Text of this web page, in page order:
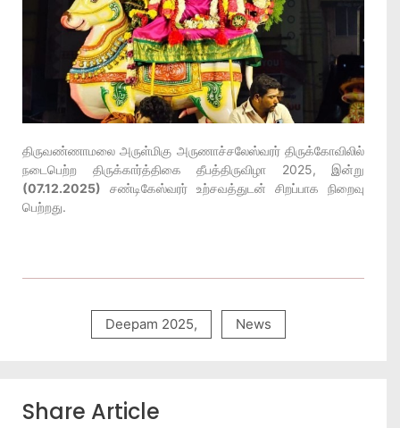
திருவண்ணாமலை அருள்மிகு அருணாச்சலேஸ்வரர் திருக்கோவிலில்
நடைபெற்ற திருக்கார்த்திகை தீபத்திருவிழா 2025, இன்று
(07.12.2025) சண்டிகேஸ்வரர் உற்சவத்துடன் சிறப்பாக நிறைவு
பெற்றது.
Deepam 2025, News
Share Article